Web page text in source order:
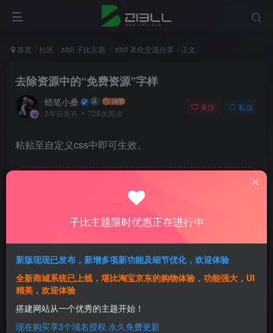
首页 社区 zibll 子比主题 zibll 美化交流分享 正文
去除资源中的“免费资源”字样
蜡笔小桑
2年前发布 728次阅读
关注 私信
粘贴至自定义css中即可生效。
此处内容已隐藏，请评论后刷新页面查看.
子比主题美化教程
5
子比主题限时优惠正在进行中
新版现现已发布，新增多项新功能及细节优化，欢迎体验
全新商城系统已上线，堪比淘宝京东的购物体验，功能强大，UI
精美，欢迎体验
搭建网站从一个优秀的主题开始！
现在购买享3个域名授权 永久免费更新